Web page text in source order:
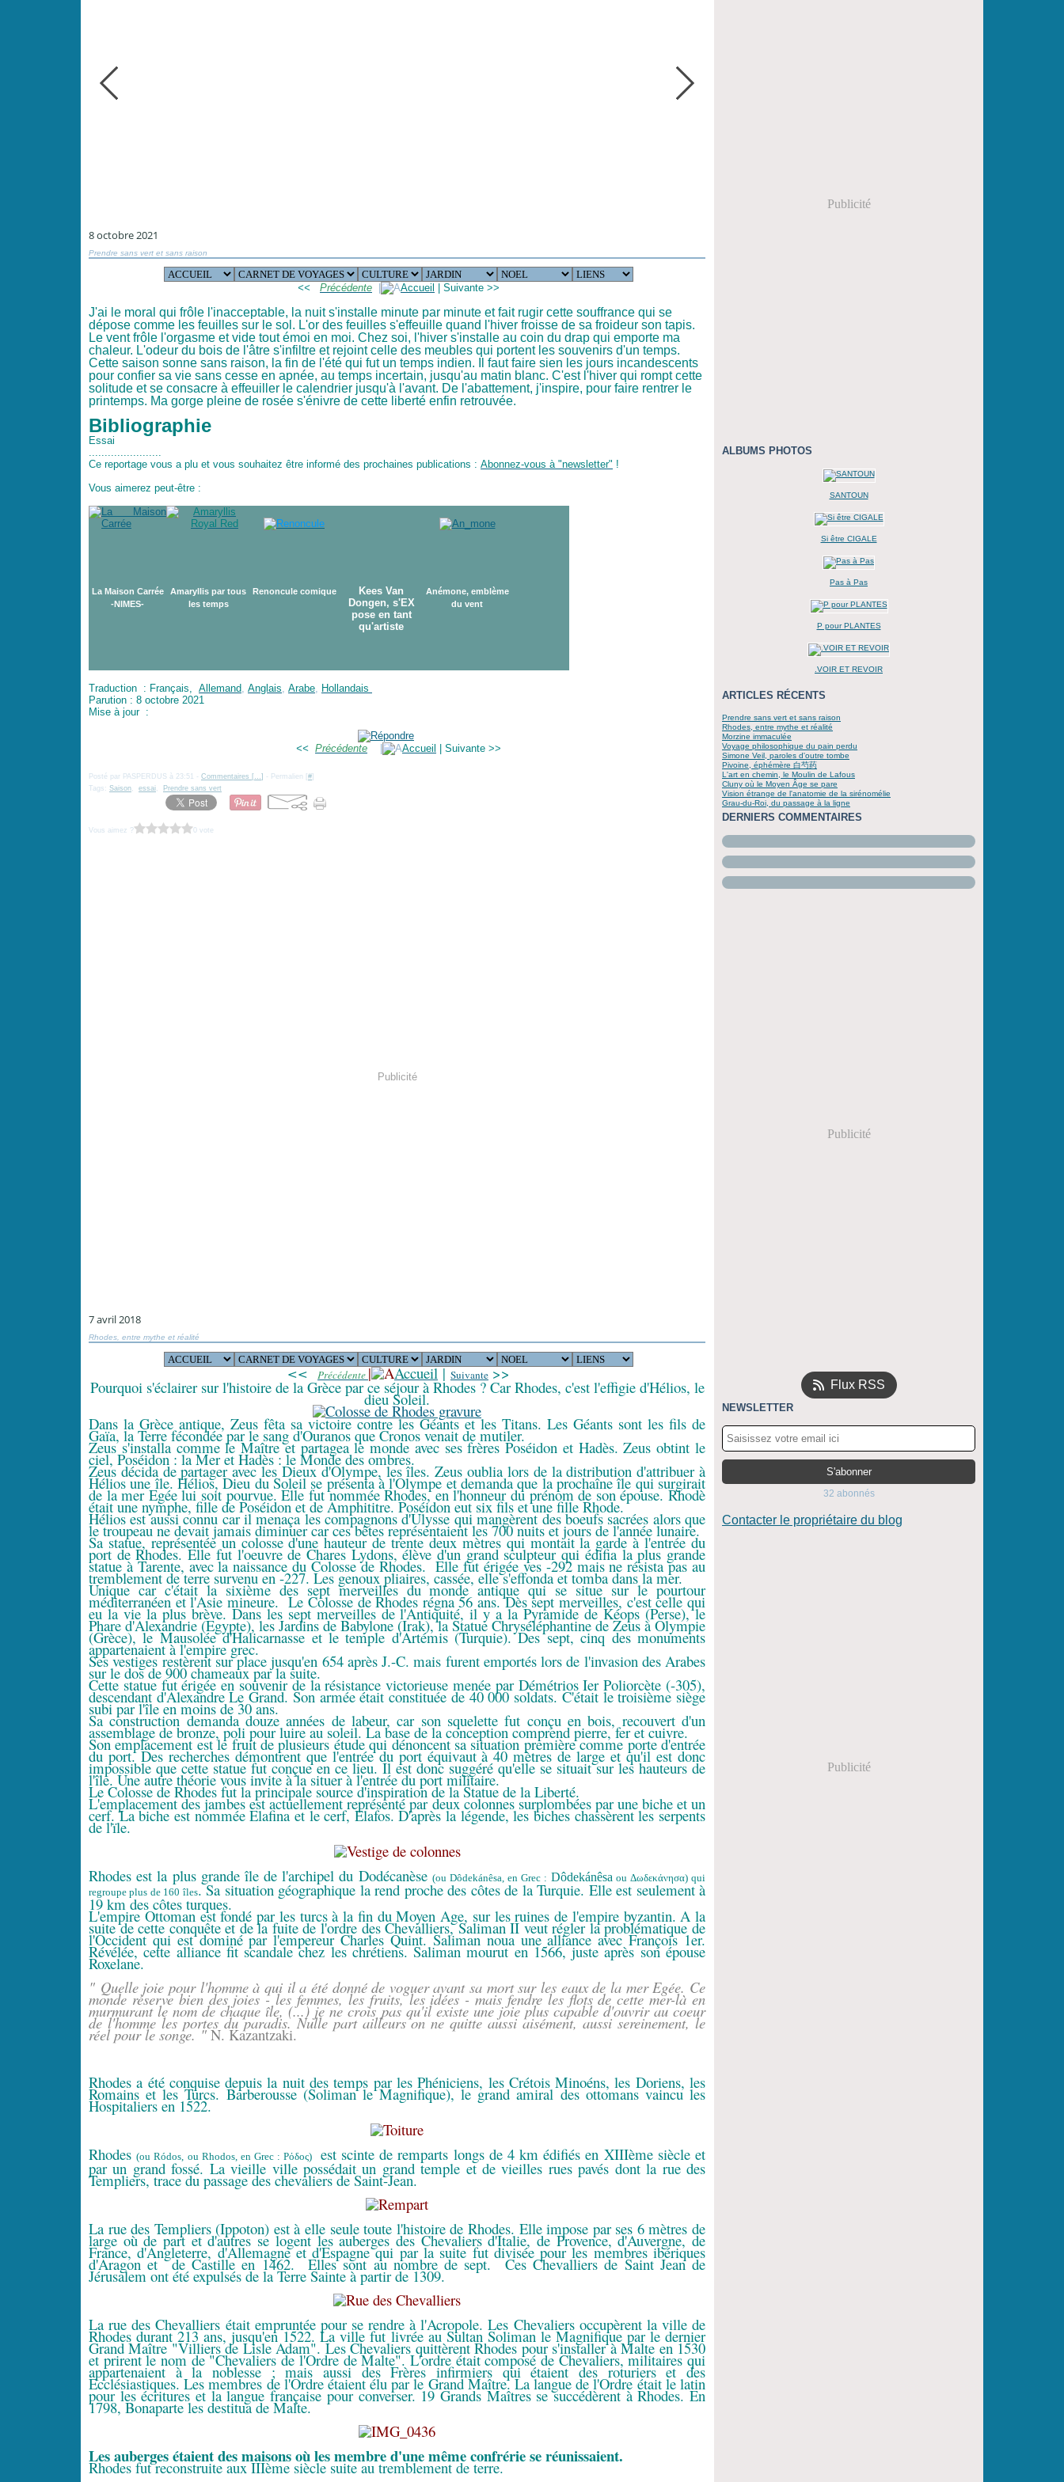
8 octobre 2021
Prendre sans vert et sans raison
<< Précédente Accueil Suivante >>
J'ai le moral qui frôle l'inacceptable, la nuit s'installe minute par minute et fait rugir cette souffrance qui se
dépose comme les feuilles sur le sol. L'or des feuilles s'effeuille quand l'hiver froisse de sa froideur son tapis.
Le vent frôle l'orgasme et vide tout émoi en moi. Chez soi, l'hiver s'installe au coin du drap qui emporte ma
chaleur. L'odeur du bois de l'âtre s'infiltre et rejoint celle des meubles qui portent les souvenirs d'un temps.
Cette saison sonne sans raison, la fin de l'été qui fut un temps indien. Il faut faire sien les jours incandescents
pour confier sa vie sans cesse en apnée, au temps incertain, jusqu'au matin blanc. C'est l'hiver qui rompt cette
solitude et se consacre à effeuiller le calendrier jusqu'à l'avant. De l'abattement, j'inspire, pour faire rentrer le
printemps. Ma gorge pleine de rosée s'énivre de cette liberté enfin retrouvée.
Bibliographie
Essai
.......................
Ce reportage vous a plu et vous souhaitez être informé des prochaines publications : Abonnez-vous à "newsletter" !
Vous aimerez peut-être :
La Maison Carrée
-NIMES-
Amaryllis par tous
les temps
Renoncule comique
Kees Van
Dongen, s'EX
pose en tant
qu'artiste
Anémone, emblème
du vent
Traduction : Français, Allemand, Anglais, Arabe, Hollandais
Parution : 8 octobre 2021
Mise à jour :
<< Précédente Accueil | Suivante >>
Posté par PASPERDUS à 23:51 - Commentaires […] - Permalien [ #
Tags: Saison, essai, Prendre sans vert
Vous aimez ? 0 vote
Publicité
7 avril 2018
Rhodes, entre mythe et réalité
<<Précédente| Accueil|Suivante>>
Pourquoi s'éclairer sur l'histoire de la Grèce par ce séjour à Rhodes ? Car Rhodes, c'est l'effigie d'Hélios, le
dieu Soleil.
Dans la Grèce antique, Zeus fêta sa victoire contre les Géants et les Titans. Les Géants sont les fils de
Gaïa, la Terre fécondée par le sang d'Ouranos que Cronos venait de mutiler.
Zeus s'installa comme le Maître et partagea le monde avec ses frères Poséidon et Hadès. Zeus obtint le
ciel, Poséidon : la Mer et Hadès : le Monde des ombres.
Zeus décida de partager avec les Dieux d'Olympe, les îles. Zeus oublia lors de la distribution d'attribuer à
Hélios une île. Hélios, Dieu du Soleil se présenta à l'Olympe et demanda que la prochaîne île qui surgirait
de la mer Egée lui soit pourvue. Elle fut nommée Rhodes, en l'honneur du prénom de son épouse. Rhodè
était une nymphe, fille de Poséidon et de Amphititre. Poséidon eut six fils et une fille Rhode.
Hélios est aussi connu car il menaça les compagnons d'Ulysse qui mangèrent des boeufs sacrées alors que
le troupeau ne devait jamais diminuer car ces bêtes représentaient les 700 nuits et jours de l'année lunaire.
Sa statue, représentée un colosse d'une hauteur de trente deux mètres qui montait la garde à l'entrée du
port de Rhodes. Elle fut l'oeuvre de Chares Lydons, élève d'un grand sculpteur qui édifia la plus grande
statue à Tarente, avec la naissance du Colosse de Rhodes. Elle fut érigée ves -292 mais ne résista pas au
tremblement de terre survenu en -227. Les genoux pliaires, cassée, elle s'effonda et tomba dans la mer.
Unique car c'était la sixième des sept merveilles du monde antique qui se situe sur le pourtour
méditerranéen et l'Asie mineure. Le Colosse de Rhodes régna 56 ans. Dès sept merveilles, c'est celle qui
eu la vie la plus brève. Dans les sept merveilles de l'Antiquité, il y a la Pyramide de Kéops (Perse), le
Phare d'Alexandrie (Egypte), les Jardins de Babylone (Irak), la Statue Chryséléphantine de Zeus à Olympie
(Grèce), le Mausolée d'Halicarnasse et le temple d'Artémis (Turquie). Des sept, cinq des monuments
appartenaient à l'empire grec.
Ses vestiges restèrent sur place jusqu'en 654 après J.-C. mais furent emportés lors de l'invasion des Arabes
sur le dos de 900 chameaux par la suite.
Cette statue fut érigée en souvenir de la résistance victorieuse menée par Démétrios Ier Poliorcète (-305),
descendant d'Alexandre Le Grand. Son armée était constituée de 40 000 soldats. C'était le troisième siège
subi par l'île en moins de 30 ans.
Sa construction demanda douze années de labeur, car son squelette fut conçu en bois, recouvert d'un
assemblage de bronze, poli pour luire au soleil. La base de la conception comprend pierre, fer et cuivre.
Son emplacement est le fruit de plusieurs étude qui dénoncent sa situation première comme porte d'entrée
du port. Des recherches démontrent que l'entrée du port équivaut à 40 mètres de large et qu'il est donc
impossible que cette statue fut conçue en ce lieu. Il est donc suggéré qu'elle se situait sur les hauteurs de
l'île. Une autre théorie vous invite à la situer à l'entrée du port militaire.
Le Colosse de Rhodes fut la principale source d'inspiration de la Statue de la Liberté.
L'emplacement des jambes est actuellement représenté par deux colonnes surplombées par une biche et un
cerf. La biche est nommée Elafina et le cerf, Elafos. D'après la légende, les biches chassèrent les serpents
de l'ïle.
Rhodes est la plus grande île de l'archipel du Dodécanèse (ou Dôdekánêsa, en Grec : Dôdekánêsaou Δωδεκάνησα) qui
regroupe plus de 160 îles. Sa situation géographique la rend proche des côtes de la Turquie. Elle est seulement à
19 km des côtes turques.
L'empire Ottoman est fondé par les turcs à la fin du Moyen Age, sur les ruines de l'empire byzantin. A la
suite de cette conquête et de la fuite de l'ordre des Chevalliers, Saliman II veut régler la problématique de
l'Occident qui est dominé par l'empereur Charles Quint. Saliman noua une alliance avec François 1er.
Révélée, cette alliance fit scandale chez les chrétiens. Saliman mourut en 1566, juste après son épouse
Roxelane.
" Quelle joie pour l'homme à qui il a été donné de voguer avant sa mort sur les eaux de la mer Egée. Ce
monde réserve bien des joies - les femmes, les fruits, les idées - mais fendre les flots de cette mer-là en
murmurant le nom de chaque île, (...) je ne crois pas qu'il existe une joie plus capable d'ouvrir au coeur
de l'homme les portes du paradis. Nulle part ailleurs on ne quitte aussi aisément, aussi sereinement, le
réel pour le songe. "N. Kazantzaki.
Rhodes a été conquise depuis la nuit des temps par les Phéniciens, les Crétois Minoéns, les Doriens, les
Romains et les Turcs. Barberousse (Soliman le Magnifique), le grand amiral des ottomans vaincu les
Hospitaliers en 1522.
Rhodes(ou Ródos, ou Rhodos, en Grec : Ρόδος) est scinte de remparts longs de 4 km édifiés en XIIIème siècle et
par un grand fossé. La vieille ville possédait un grand temple et de vieilles rues pavés dont la rue des
Templiers, trace du passage des chevaliers de Saint-Jean.
La rue des Templiers (Ippoton) est à elle seule toute l'histoire de Rhodes. Elle impose par ses 6 mètres de
large où de part et d'autres se logent les auberges des Chevaliers d'Italie, de Provence, d'Auvergne, de
France, d'Angleterre, d'Allemagne et d'Espagne qui par la suite fut divisée pour les membres ibériques
d'Aragon et de Castille en 1462. Elles sont au nombre de sept. Ces Chevalliers de Saint Jean de
Jérusalem ont été expulsés de la Terre Sainte à partir de 1309.
La rue des Chevalliers était empruntée pour se rendre à l'Acropole. Les Chevaliers occupèrent la ville de
Rhodes durant 213 ans, jusqu'en 1522. La ville fut livrée au Sultan Soliman le Magnifique par le dernier
Grand Maître "Villiers de Lisle Adam". Les Chevaliers quittèrent Rhodes pour s'installer à Malte en 1530
et prirent le nom de "Chevaliers de l'Ordre de Malte". L'ordre était composé de Chevaliers, militaires qui
appartenaient à la noblesse ; mais aussi des Frères infirmiers qui étaient des roturiers et des
Ecclésiastiques. Les membres de l'Ordre étaient élu par le Grand Maître. La langue de l'Ordre était le latin
pour les écritures et la langue française pour converser. 19 Grands Maîtres se succédèrent à Rhodes. En
1798, Bonaparte les destitua de Malte.
Les auberges étaient des maisons où les membre d'une même confrérie se réunissaient.
Rhodes fut reconstruite aux IIIème siècle suite au tremblement de terre.
Publicité
ALBUMS PHOTOS
SANTOUN
Si être CIGALE
Pas à Pas
P pour PLANTES
.VOIR ET REVOIR
ARTICLES RÉCENTS
Prendre sans vert et sans raison
Rhodes, entre mythe et réalité
Morzine immaculée
Voyage philosophique du pain perdu
Simone Veil, paroles d'outre tombe
Pivoine, éphémère 白芍药
L'art en chemin, le Moulin de Lafous
Cluny où le Moyen Âge se pare
Vision étrange de l'anatomie de la sirénomélie
Grau-du-Roi, du passage à la ligne
DERNIERS COMMENTAIRES
Publicité
Flux RSS
NEWSLETTER
32 abonnés
Contacter le propriétaire du blog
Publicité